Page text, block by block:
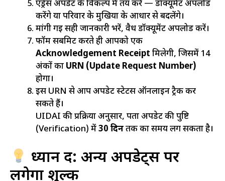
एड्रेस अपडेट के विकल्प में तय करें — डॉक्यूमेंट अपलोड
करेंगे या परिवार के मुखिया के आधार से बदलेंगे।
मांगी गई सही जानकारी भरें, वैध डॉक्यूमेंट अपलोड करें।
फॉर्म सबमिट करते ही आपको एक
Acknowledgement Receipt मिलेगी, जिसमें 14
अंकों का URN (Update Request Number)
होगा।
इस URN से आप अपडेट स्टेटस ऑनलाइन ट्रैक कर
सकते हैं।
UIDAI की प्रक्रिया अनुसार, पता अपडेट की पुष्टि
(Verification) में30 दिनतक का समय लग सकता है।
ध्यान दें: अन्य अपडेट्स पर
लगेगा शुल्क